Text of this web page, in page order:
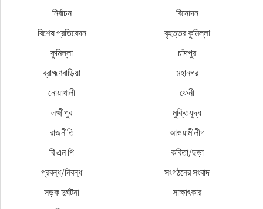
নির্বাচন
বিনোদন
বিশেষ প্রতিবেদন
বৃহত্তর কুমিল্লা
কুমিল্লা
চাঁদপুর
ব্রাহ্মণবাড়িয়া
মহানগর
নোয়াখালী
ফেনী
লক্ষ্মীপুর
মুক্তিযুদ্ধ
রাজনীতি
আওয়ামীলীগ
বি এন পি
কবিতা/ছড়া
প্রবন্ধ/নিবন্ধ
সংগঠনের সংবাদ
সড়ক দুর্ঘটনা
সাক্ষাৎকার